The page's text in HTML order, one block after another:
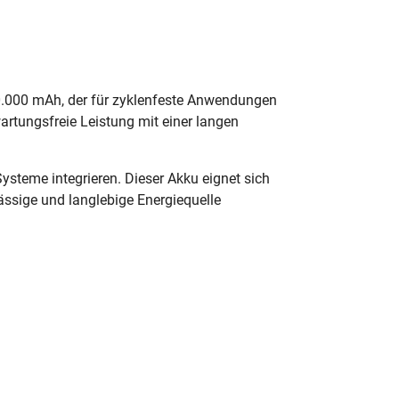
mAh, der für zyklenfeste Anwendungen
Leistung mit einer langen
integrieren. Dieser Akku eignet sich
und langlebige Energiequelle